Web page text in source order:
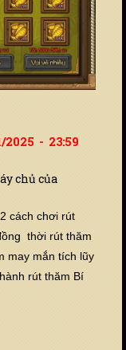
2025 - 23:59
chủ của
cách chơi rút
thời rút thăm
may mắn tích lũy
rút thăm Bí